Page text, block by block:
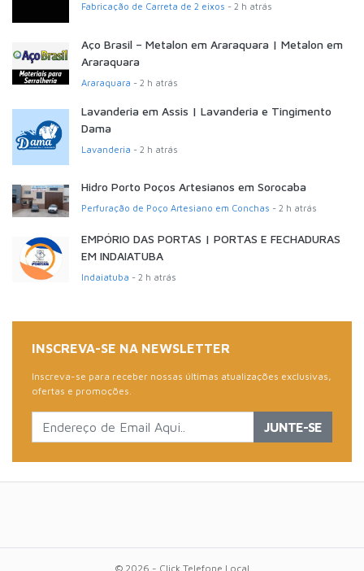
Fabricação de Carreta de 2 eixos - 2 h atrás
Aço Brasil – Metalon em Araraquara | Metalon em
Araraquara
Araraquara - 2 h atrás
Lavanderia em Assis | Lavanderia e Tingimento
Dama
Lavanderia - 2 h atrás
Hidro Porto Poços Artesianos em Sorocaba
Perfuração de Poço Artesiano em Conchas - 2 h atrás
EMPÓRIO DAS PORTAS | PORTAS E FECHADURAS
EM INDAIATUBA
Indaiatuba - 2 h atrás
INSCREVA-SE NA NEWSLETTER
Inscreva-se para receber nossas últimas atualizações exclusivas,
ofertas e promoções.
JUNTE-SE
© 2026 - Click Telefone Local